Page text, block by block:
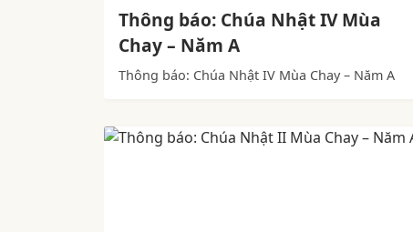
Thông báo: Chúa Nhật IV Mùa
Chay – Năm A
Thông báo: Chúa Nhật IV Mùa Chay – Năm A